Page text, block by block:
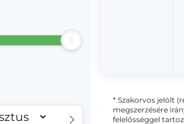
* Szakorvos jelölt
megszerzésére
felelősséggel